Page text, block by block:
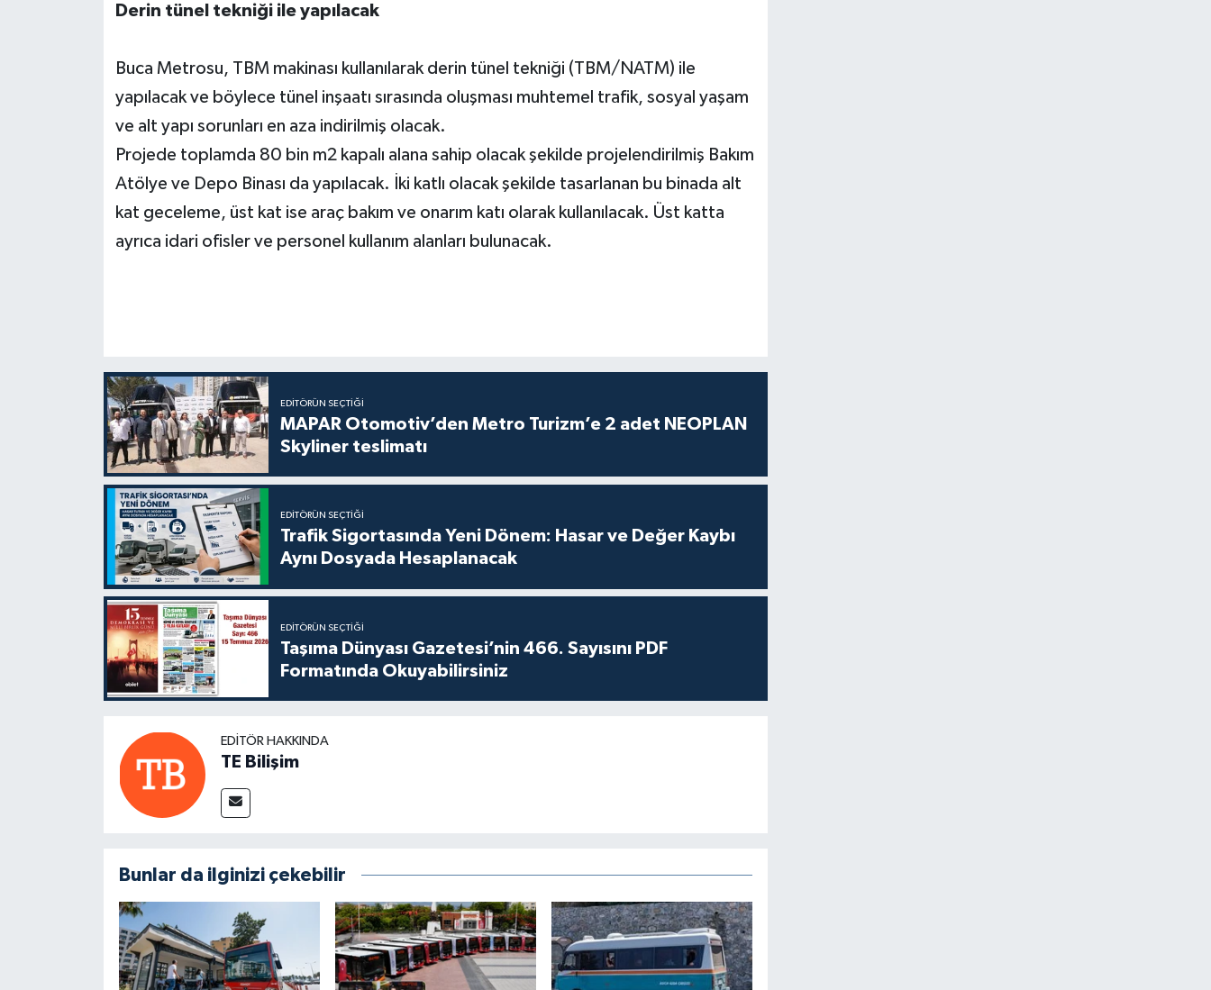
Derin tünel tekniği ile yapılacak
Buca Metrosu, TBM makinası kullanılarak derin tünel tekniği (TBM/NATM) ile
yapılacak ve böylece tünel inşaatı sırasında oluşması muhtemel trafik, sosyal yaşam
ve alt yapı sorunları en aza indirilmiş olacak.
Projede toplamda 80 bin m2 kapalı alana sahip olacak şekilde projelendirilmiş Bakım
Atölye ve Depo Binası da yapılacak. İki katlı olacak şekilde tasarlanan bu binada alt
kat geceleme, üst kat ise araç bakım ve onarım katı olarak kullanılacak. Üst katta
ayrıca idari ofisler ve personel kullanım alanları bulunacak.
EDITÖRÜN SEÇTIĞI
MAPAR Otomotiv’den Metro Turizm’e 2 adet NEOPLAN
Skyliner teslimatı
EDITÖRÜN SEÇTIĞI
Trafik Sigortasında Yeni Dönem: Hasar ve Değer Kaybı
Aynı Dosyada Hesaplanacak
EDITÖRÜN SEÇTIĞI
Taşıma Dünyası Gazetesi’nin 466. Sayısını PDF
Formatında Okuyabilirsiniz
EDITÖR HAKKINDA
TE Bilişim
Bunlar da ilginizi çekebilir